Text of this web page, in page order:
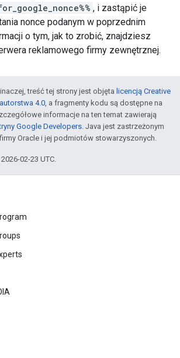
, i zastąpić je
nonce podanym w poprzednim
o tym, jak to zrobić, znajdziesz
reklamowego firmy zewnętrznej.
treść tej strony jest objęta licencją Creative
4.0, a fragmenty kodu są dostępne na
informacje na ten temat zawierają
Google Developers. Java jest zastrzeżonym
Oracle i jej podmiotów stowarzyszonych.
02-23 UTC.